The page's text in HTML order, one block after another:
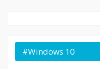
#Windows 10